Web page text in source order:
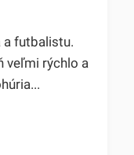
a futbalistu.
veľmi rýchlo a